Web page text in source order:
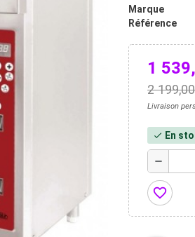
Marque
Référence
1
2
Livraison
check En
remove
favorite_border